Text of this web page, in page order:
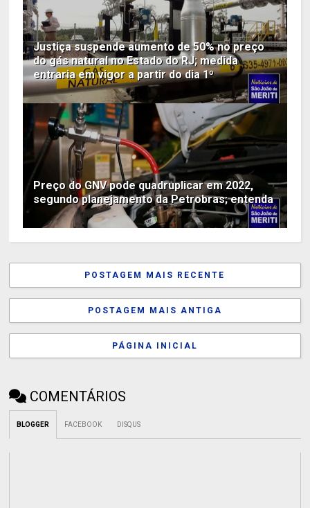
Justiça suspende aumento de 50% no preço
do gás natural no Estado do RJ; medida
entraria em vigor a partir do dia 1º
Preço do GNV pode quadruplicar em 2022,
segundo planejamento da Petrobras; entenda
POSTAGEM MAIS RECENTE
POSTAGEM MAIS ANTIGA
PÁGINA INICIAL
COMENTÁRIOS
BLOGGER FACEBOOK DISQUS